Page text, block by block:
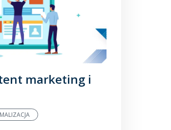
marketing i